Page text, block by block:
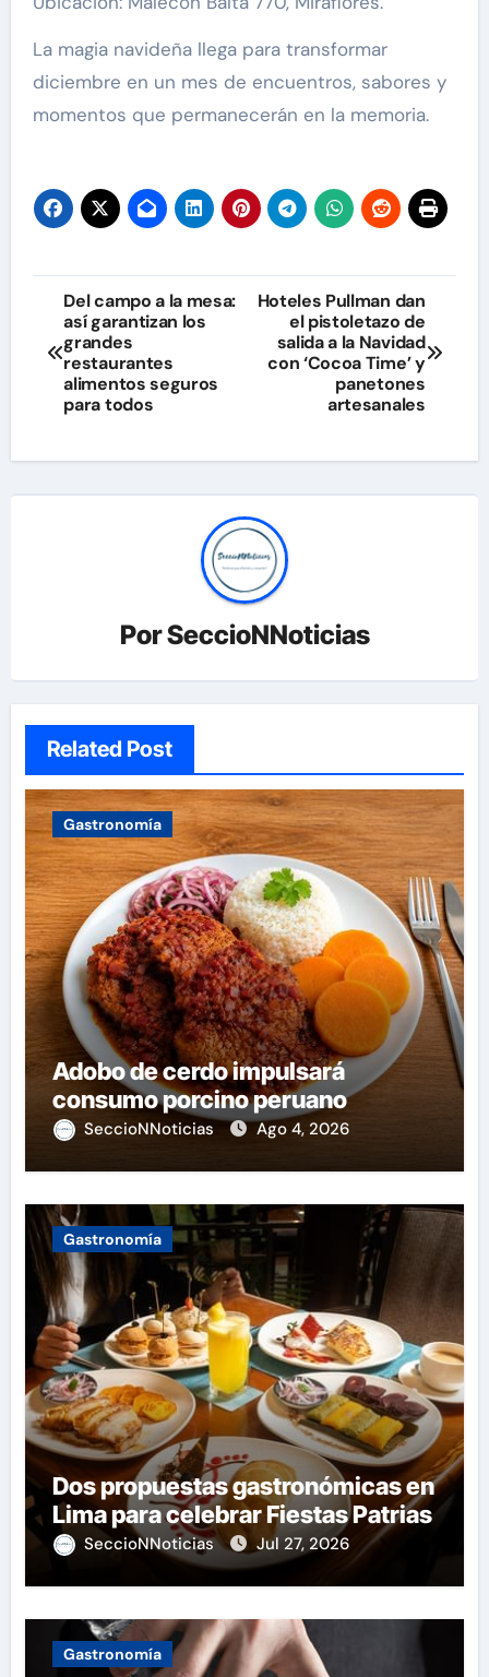
La magia navideña llega para transformar
diciembre en un mes de encuentros, sabores y
momentos que permanecerán en la memoria.
Navegación
de
entradas
Del campo a la mesa:
así garantizan los
grandes
restaurantes
alimentos seguros
para todos
Hoteles Pullman dan
el pistoletazo de
salida a la Navidad
con ‘Cocoa Time’ y
panetones
artesanales
PorSeccioNNoticias
Related Post
Gastronomía
Adobo de cerdo impulsará
consumo porcino peruano
SeccioNNoticias Ago 4, 2026
Gastronomía
Dos propuestas gastronómicas en
Lima para celebrar Fiestas Patrias
SeccioNNoticias Jul 27, 2026
Gastronomía